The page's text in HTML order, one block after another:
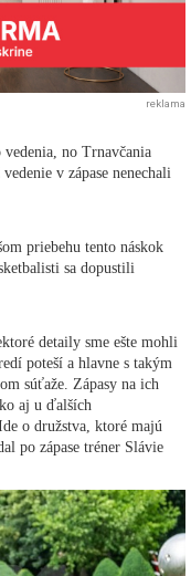
reklama
vedenia, no Trnavčania
v zápase nenechali
priebehu tento náskok
sa dopustili
detaily sme ešte mohli
poteší a hlavne s takým
súťaže. Zápasy na ich
aj u ďalších
o družstva, ktoré majú
po zápase tréner Slávie